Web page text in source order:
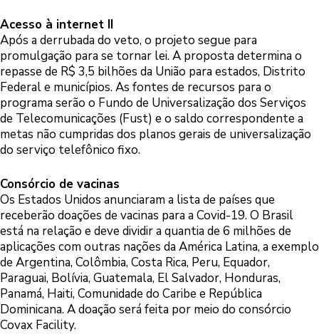
Acesso à internet II
Após a derrubada do veto, o projeto segue para
promulgação para se tornar lei. A proposta determina o
repasse de R$ 3,5 bilhões da União para estados, Distrito
Federal e municípios. As fontes de recursos para o
programa serão o Fundo de Universalização dos Serviços
de Telecomunicações (Fust) e o saldo correspondente a
metas não cumpridas dos planos gerais de universalização
do serviço telefônico fixo.
Consórcio de vacinas
Os Estados Unidos anunciaram a lista de países que
receberão doações de vacinas para a Covid-19. O Brasil
está na relação e deve dividir a quantia de 6 milhões de
aplicações com outras nações da América Latina, a exemplo
de Argentina, Colômbia, Costa Rica, Peru, Equador,
Paraguai, Bolívia, Guatemala, El Salvador, Honduras,
Panamá, Haiti, Comunidade do Caribe e República
Dominicana. A doação será feita por meio do consórcio
Covax Facility.